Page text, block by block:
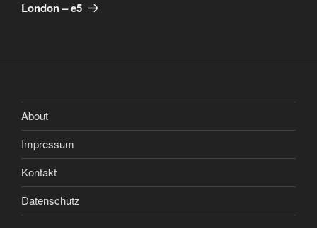
Beitrag
London – e5
About
Impressum
Kontakt
Datenschutz